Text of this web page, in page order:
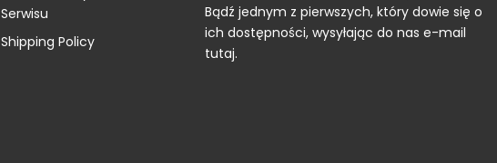
Serwisu
Shipping Policy
Bądź jednym z pierwszych, który dowie się o
ich dostępności, wysyłając do nas e-mail
tutaj.